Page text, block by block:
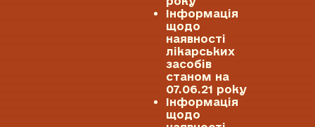
Інформація
щодо
наявності
лікарських
засобів
станом на
07.06.21 року
Інформація
щодо